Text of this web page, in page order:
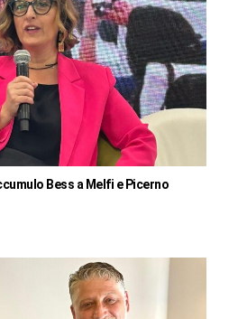
Bess a Melfi e Picerno